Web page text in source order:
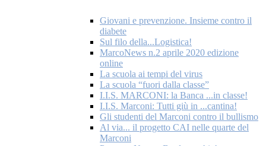
Giovani e prevenzione. Insieme contro il
diabete
Sul filo della...Logistica!
MarcoNews n.2 aprile 2020 edizione
online
La scuola ai tempi del virus
La scuola “fuori dalla classe”
I.I.S. MARCONI: la Banca ...in classe!
I.I.S. Marconi: Tutti giù in ...cantina!
Gli studenti del Marconi contro il bullismo
Al via... il progetto CAI nelle quarte del
Marconi